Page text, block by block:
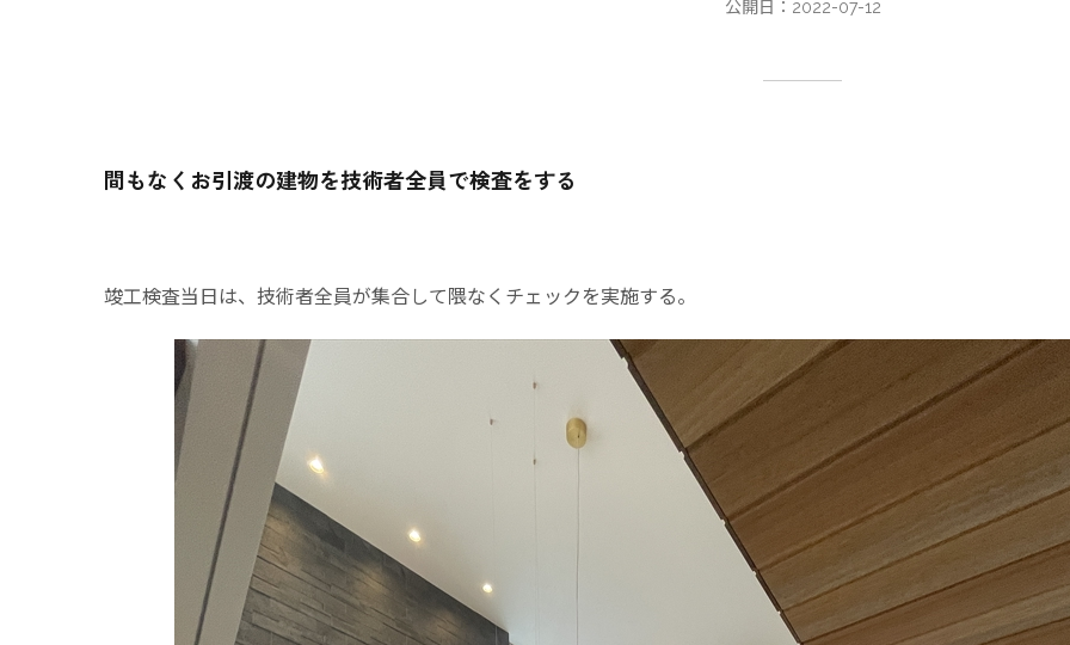
公開日：2022-07-12
間もなくお引渡の建物を技術者全員で検査をする
竣工検査当日は、技術者全員が集合して隈なくチェックを実施する。